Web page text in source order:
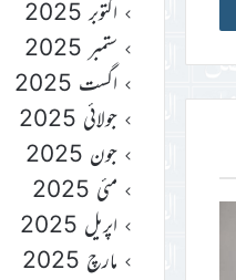
اکتوبر 2025
ستمبر 2025
اگست 2025
جولائی 2025
جون 2025
مئی 2025
اپریل 2025
مارچ 2025